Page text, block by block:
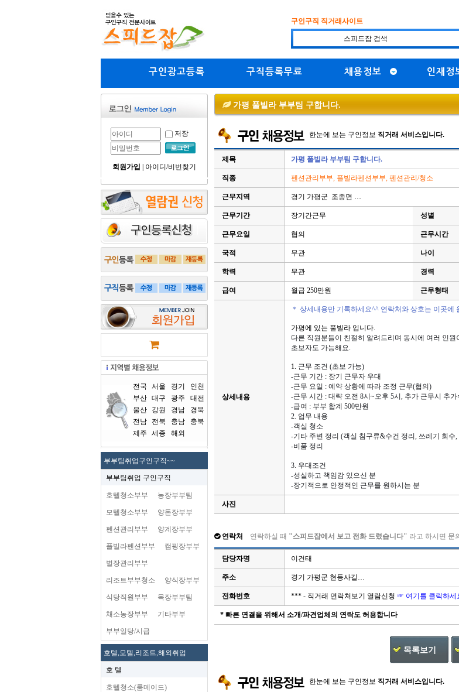
구인구직 직거래사이트
구인광고등록 구직등록무료 채용정보 인재정
저장
회원가입 아이디/비번찾기
전국 서울 경기
인천
부산 대구 광주
대전
울산
강원 경남
경북
전남
전북 충남
충북
제주
세종 해외
부부팀취업구인구직~~
부부팀취업 구인구직
호텔청소부부 농장부부팀
모텔청소부부 양돈장부부
펜션관리부부 양계장부부
플빌라펜션부부 캠핑장부부
별장관리부부
리조트부부청소 양식장부부
식당직원부부 목장부부팀
채소농장부부 기타부부
부부일당/시급
호텔,모텔,리조트,해외취업
호 텔
호텔청소(룸메이드)
가평 풀빌라 부부팀 구합니다.
한눈에 보는 구인정보 직거래 서비스입니다.
제목 가평 풀빌라 부부팀 구합니다.
직종 펜션관리부부, 플빌라펜션부부, 펜션관리/청소
근무지역 경기 가평군 조종면 …
근무기간 장기간근무 성별
근무요일 협의 근무시간
국적 무관 나이
학력 무관 경력
급여 월급 250만원 근무형태
상세내용
＊ 상세내용만 기록하세요^^ 연락처와 상호는 이곳에
가평에 있는 풀빌라 입니다.
다른 직원분들이 친절히 알려드리며 동시에 여러 인
초보자도 가능해요.
1. 근무 조건 (초보 가능)
-근무 기간 : 장기 근무자 우대
-근무 요일 : 예약 상황에 따라 조정 근무(협의)
-근무 시간 : 대략 오전 8시~오후 5시, 추가 근무시 추가
-급여 : 부부 합계 500만원
2. 업무 내용
-객실 청소
-기타 주변 정리 (객실 침구류&수건 정리, 쓰레기 회수
-비품 정리
3. 우대조건
-성실하고 책임감 있으신 분
-장기적으로 안정적인 근무를 원하시는 분
사진
연락처 연락하실 때 "스피드잡에서 보고 전화 드렸습니다" 라고 하시면 문
담당자명 이건태
주소 경기 가평군 현등사길…
전화번호 *** - 직거래 연락처보기 열람신청 ☞ 여기를 클릭하세
* 빠른 연결을 위해서 소개/파견업체의 연락도 허용합니다
목록보기
한눈에 보는 구인정보 직거래 서비스입니다.